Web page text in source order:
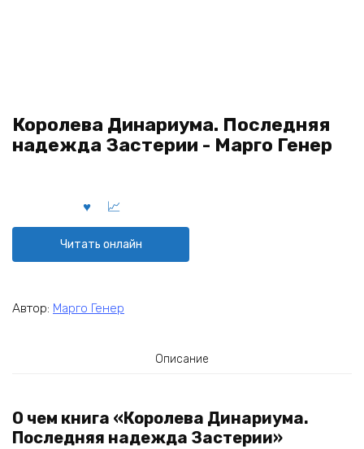
Королева Динариума. Последняя
надежда Застерии - Марго Генер
Читать онлайн
Автор: Марго Генер
Описание
О чем книга «Королева Динариума.
Последняя надежда Застерии»